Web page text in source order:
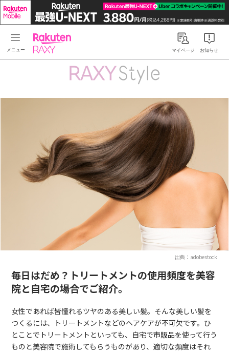
Rakuten RAXYマイページ お知らせ
出典：adobestock
毎日はだめ？トリートメントの使用頻度を美容
院と自宅の場合でご紹介。
女性であれば皆憧れるツヤのある美しい髪。そんな美しい髪を
つくるには、トリートメントなどのヘアケアが不可欠です。ひ
とことでトリートメントといっても、自宅で市販品を使って行う
ものと美容院で施術してもらうものがあり、適切な頻度はそれ